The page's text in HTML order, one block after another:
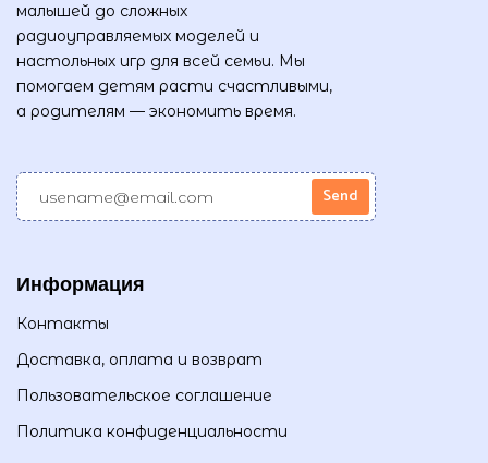
малышей до сложных
радиоуправляемых моделей и
настольных игр для всей семьи. Мы
помогаем детям расти счастливыми,
а родителям — экономить время.
Информация
Контакты
Доставка, оплата и возврат
Пользовательское соглашение
Политика конфиденциальности